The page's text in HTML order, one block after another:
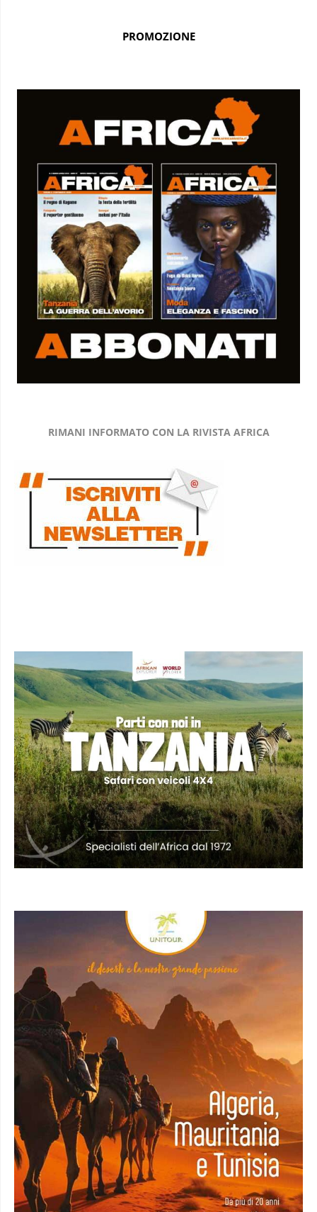
PROMOZIONE
RIMANI INFORMATO CON LA RIVISTA AFRICA